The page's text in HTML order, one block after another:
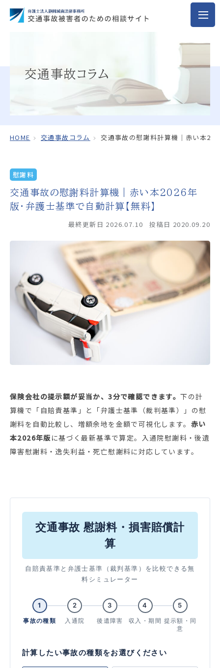
交通事故コラム
HOME 交通事故コラム 交通事故の慰謝料計算機｜赤い本
慰謝料
交通事故の慰謝料計算機｜赤い本2026年
版・弁護士基準で自動計算【無料】
最終更新日 2026.07.10
投稿日 2020.09.20
保険会社の提示額が妥当か、3分で確認できます。下の計
算機で「自賠責基準」と「弁護士基準（裁判基準）」の慰
謝料を自動比較し、増額余地を金額で可視化します。 赤い
本2026年版 に基づく最新基準で算定。入通院慰謝料・後遺
障害慰謝料・逸失利益・死亡慰謝料に対応しています。
交通事故 慰謝料・損害賠償計
算
自賠責基準と弁護士基準（裁判基準）を比較できる無
料シミュレーター
1
事故の種類
2
入通院
3
後遺障害
4
収入・期間
5
提示額・同
意
計算したい事故の種類をお選びください